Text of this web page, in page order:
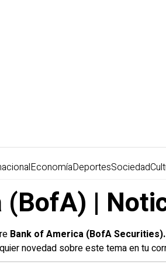
EconomíaDeportesSociedad
|
Bank of America (BofASecurities).
novedad sobre este tema en tu